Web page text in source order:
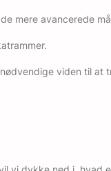
mere avancerede
viden til